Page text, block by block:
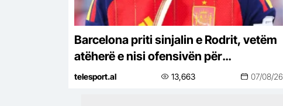
Barcelona priti sinjalin e Rodrit, vetëm
atëherë e nisi ofensivën për
mesfushorin
telesport.al 13,663 07/08/26